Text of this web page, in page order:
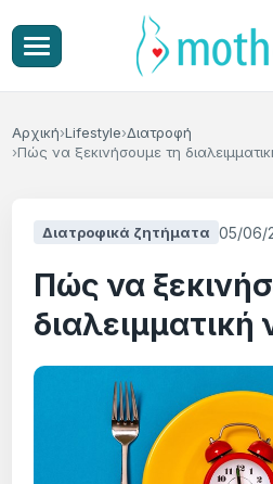
Αρχική Lifestyle Διατροφή
Πώς να ξεκινήσουμε τη
Διατροφικά ζητήματα 05/06/
Πώς να
διαλειμματική